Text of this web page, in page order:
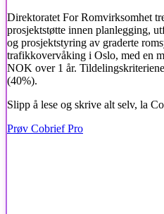
Direktoratet For Romvirksomhet
prosjektstøtte innen planlegging,
og prosjektstyring av graderte
trafikkovervåking i Oslo, med en
NOK over 1 år.
(40%).
Slipp å lese og skrive alt selv, la
Prøv Cobrief Pro